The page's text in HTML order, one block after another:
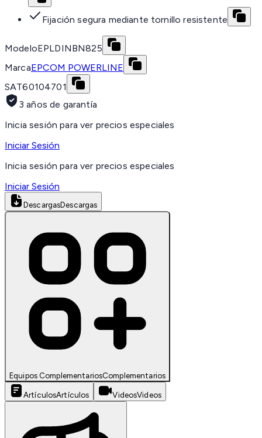
Fijación segura mediante tornillo resistente
ModeloEPLDINBN825
MarcaEPCOM POWERLINE
SAT60104701
3 años de garantía
Inicia sesión para ver precios especiales
Iniciar Sesión
Inicia sesión para ver precios especiales
Iniciar Sesión
DescargasDescargas
Equipos ComplementariosComplementarios
ArtículosArtículos VideosVideos